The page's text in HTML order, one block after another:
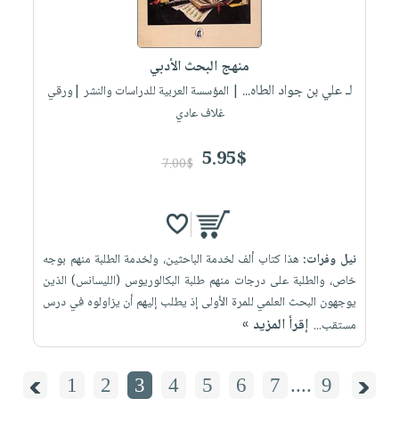
منهج البحث الأدبي
لـ علي بن جواد الطاه... | المؤسسة العربية للدراسات والنشر |ورقي
غلاف عادي
5.95$
7.00$
نيل وفرات: هذا كتاب ألف لخدمة الباحثين، ولخدمة الطلبة منهم بوجه
خاص، والطلبة على درجات منهم طلبة البكالوريوس (الليسانس) الذين
يوجهون البحث العلمي للمرة الأولى إذ يطلب إليهم أن يزاولوه في درس
مستقب... إقرأ المزيد »
1 2 3 4 5 6 7 .... 9